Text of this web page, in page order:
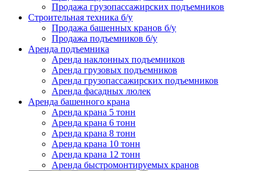
Продажа грузопассажирских подъемников
Строительная техника б/у
Продажа башенных кранов б/у
Продажа подъемников б/у
Аренда подъемника
Аренда наклонных подъемников
Аренда грузовых подъемников
Аренда грузопассажирских подъемников
Аренда фасадных люлек
Аренда башенного крана
Аренда крана 5 тонн
Аренда крана 6 тонн
Аренда крана 8 тонн
Аренда крана 10 тонн
Аренда крана 12 тонн
Аренда быстромонтируемых кранов